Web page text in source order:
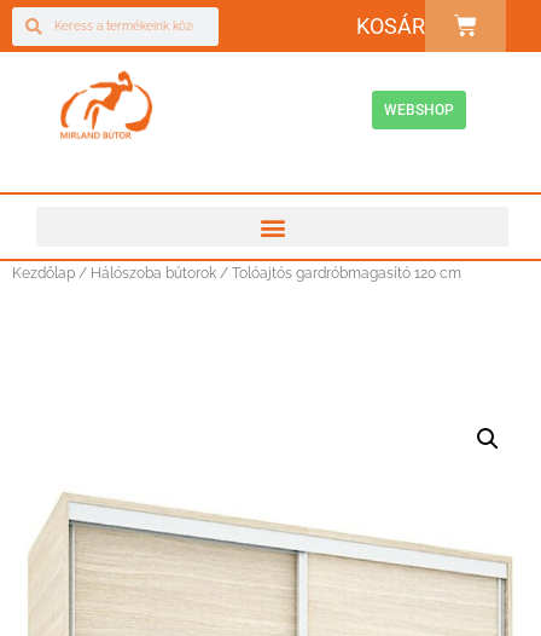
KOSÁR
WEBSHOP
Kezdőlap / Hálószoba bútorok / Tolóajtós gardróbmagasító 120 cm